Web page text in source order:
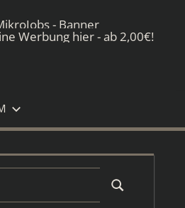
Werbung hier - ab 2,00€!
Suchen